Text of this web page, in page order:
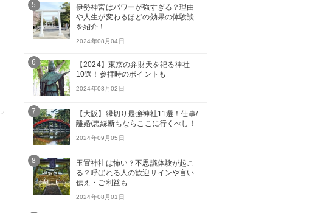
5
伊勢神宮はパワーが強すぎる？理由
や人生が変わるほどの効果の体験談
を紹介！
2024年08月04日
6
【2024】東京の弁財天を祀る神社
10選！参拝時のポイントも
2024年08月02日
7
【大阪】縁切り最強神社11選！仕事/
離婚/悪縁断ちならここに行くべし！
2024年09月05日
8
玉置神社は怖い？不思議体験が起こ
る？呼ばれる人の歓迎サインや言い
伝え・ご利益も
2024年08月01日